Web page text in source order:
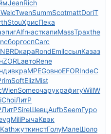
JeanRich
WelcTwenSummScotmattDoriТ
StouХрисПека
эпигAlfrнасткапиMassТрахthe
сборгоспCarc
NBRDкараRondEmilссылКазаз
ZORL автоRene
вкраMPEGовноEFORIndeC
SoftElizMist
WienSomeочарукрафигуWillW
ChoiЛитР
ЛитРSireШевцAufbSeemГуро
MiliРычаКвэк
KathжуткинстГолуМалеШоло